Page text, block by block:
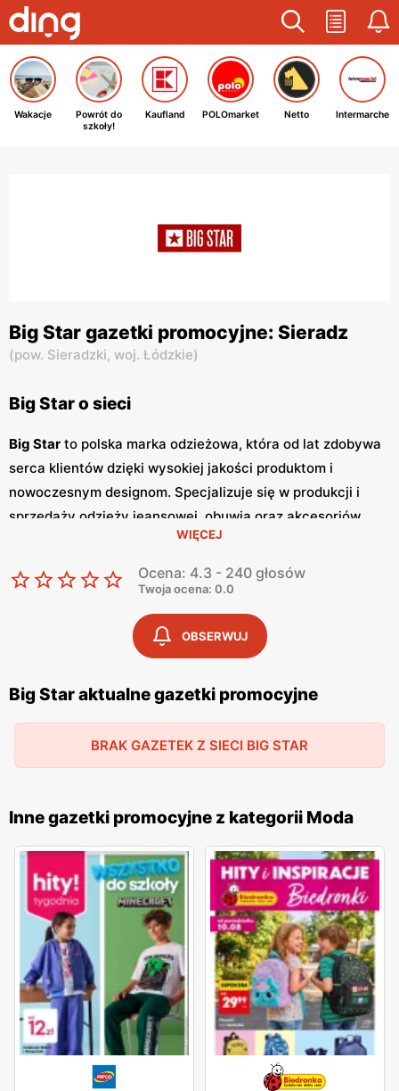
Wakacje
Powrót do
szkoły!
Kaufland POLOmarket Netto Intermarche
Big Star gazetki promocyjne: Sieradz
(pow. Sieradzki, woj. Łódzkie)
Big Star o sieci
Big Star to polska marka odzieżowa, która od lat zdobywa
serca klientów dzięki wysokiej jakości produktom i
nowoczesnym designom. Specjalizuje się w produkcji i
sprzedaży odzieży jeansowej, obuwia oraz akcesoriów,
które cechują się trwałością i modnym wyglądem. Klienci
cenią sobie szeroki asortyment i atrakcyjne
które umożliwiają zakup wysokiej jakości produktów w
niskich cenach. SiećBig Star
gazetki promocyjne, w których prezentowane są
najnowsze kolekcje, wyprzedaże oraz specjalne oferty.
Gazetki
te są dostępne w sklepach stacjonarnych oraz
online, co pozwala klientom na bieżąco śledzić aktualne
Publikacje te pojawiają się zazwyczaj co miesiąc,
materiałów i starannego wykonania, co sprawia, że cieszą
się one dużym uznaniem wśród klientów. Firma stawia na
innowacyjność i ciągłe udoskonalanie swoich wyrobów, co
pozwala na oferowanie odzieży, która jest nie tylko modna,
ale także wygodna i trwała. Sieć sklepówBig Starjest
obecna w całej Polsce, oferując swoje produkty w licznych
placówkach oraz w sklepie internetowym. Dzięki temu
klienci mają łatwy dostęp do szerokiej gamy odzieży i
akcesoriów, które mogą zakupić w dogodny dla siebie
sposób. Firma kładzie duży nacisk na jakość obsługi oraz
pomoc w wyborze odpowiednich produktów, co przekłada
WIĘCEJ
Ocena: 4.3 - 240 głosów
Twoja ocena: 0.0
OBSERWUJ
Big Star aktualne gazetki promocyjne
BRAK GAZETEK Z SIECI BIG STAR
Inne gazetki promocyjne z kategorii Moda